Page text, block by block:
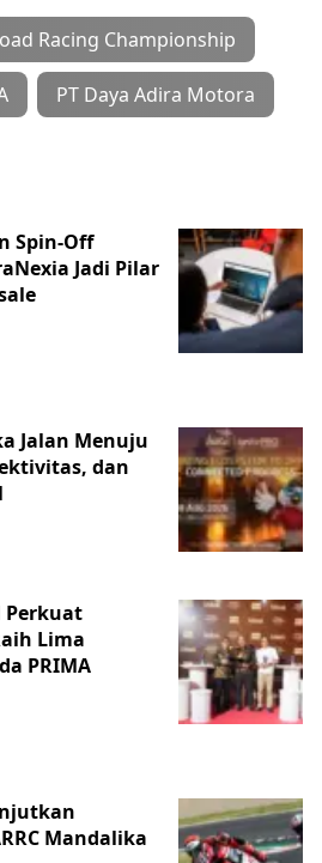
Racing Championship
PT Daya Adira Motora
Spin-Off
Jadi Pilar
Jalan Menuju
dan
Perkuat
Lima
PRIMA
Mandalika